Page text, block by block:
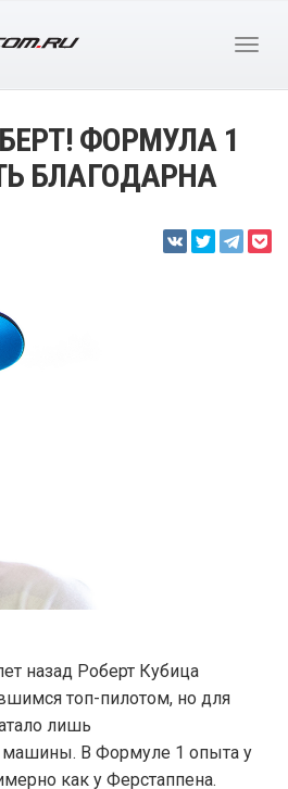
ФОРМУЛА 1
БЛАГОДАРНА
назад Роберт Кубица
топ-пилотом, но для
лишь
машины. В Формуле 1 опыта у
как у Ферстаппена.